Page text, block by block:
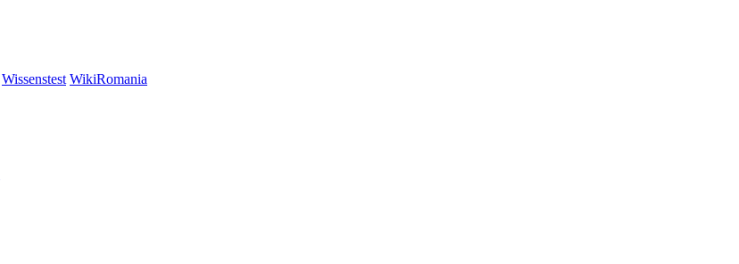
Wissenstest WikiRomania